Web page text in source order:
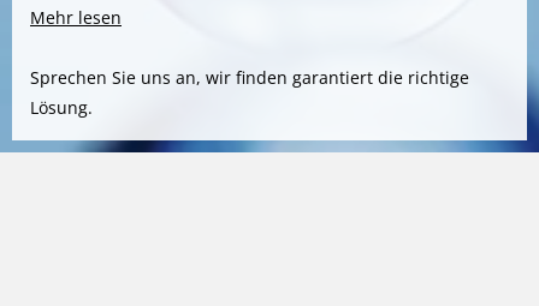
Mehr lesen
Sprechen Sie uns an, wir finden garantiert die richtige
Lösung.